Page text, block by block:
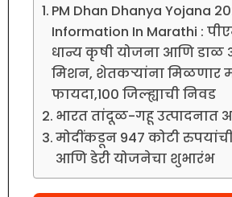
PM Dhan Dhanya Yojana
Information In Marathi :
धान्य कृषी योजना आणि डाळ
मिशन, शेतकऱ्यांना मिळणार
फायदा,100 जिल्ह्याची निवड
भारत तांदूळ-गहू उत्पादनात
मोदींकडून 947 कोटी
आणि डेरी योजनेचा शुभारंभ